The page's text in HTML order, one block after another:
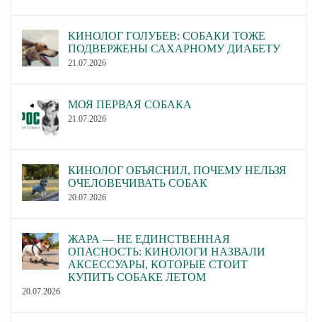
КИНОЛОГ ГОЛУБЕВ: СОБАКИ ТОЖЕ
ПОДВЕРЖЕНЫ САХАРНОМУ ДИАБЕТУ
21.07.2026
МОЯ ПЕРВАЯ СОБАКА
21.07.2026
КИНОЛОГ ОБЪЯСНИЛ, ПОЧЕМУ НЕЛЬЗЯ
ОЧЕЛОВЕЧИВАТЬ СОБАК
20.07.2026
ЖАРА — НЕ ЕДИНСТВЕННАЯ
ОПАСНОСТЬ: КИНОЛОГИ НАЗВАЛИ
АКСЕССУАРЫ, КОТОРЫЕ СТОИТ
КУПИТЬ СОБАКЕ ЛЕТОМ
20.07.2026